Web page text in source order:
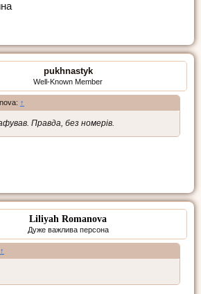
pukhnastyk
Well-Known Member
↑
Правда, без номерів.
Liliyah Romanova
Дуже важлива персона
↑